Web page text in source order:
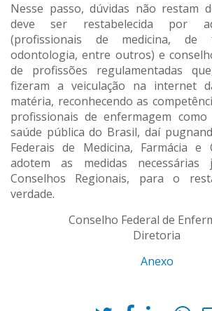
Nesse passo, dúvidas não restam
deve ser restabelecida por
(profissionais de medicina,
odontologia, entre outros) e
de profissões regulamentadas
fizeram a veiculação na internet
matéria, reconhecendo as
profissionais de enfermagem como
saúde pública do Brasil, daí
Federais de Medicina, Farmácia e
adotem as medidas
Conselhos Regionais, para o
verdade.
Conselho Federal de
Diretoria
Anexo